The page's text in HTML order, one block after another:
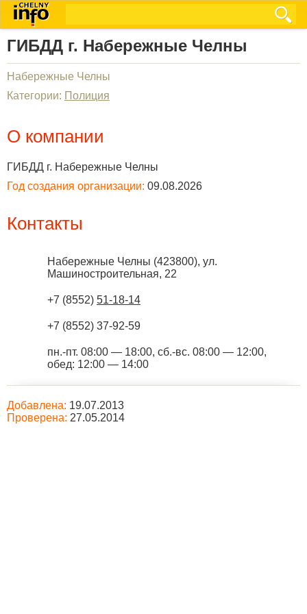
ГИБДД г. Набережные Челны
Набережные Челны
Категории: Полиция
О компании
ГИБДД г. Набережные Челны
Год создания организации: 09.08.2026
Контакты
Набережные Челны (423800), ул.
Машиностроительная, 22
+7 (8552) 51-18-14
+7 (8552) 37-92-59
пн.-пт. 08:00 — 18:00, сб.-вс. 08:00 — 12:00,
обед: 12:00 — 14:00
Добавлена: 19.07.2013
Проверена: 27.05.2014